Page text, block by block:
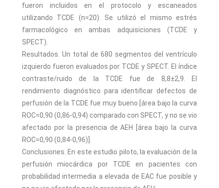
fueron incluidos en el protocolo y escaneados
utilizando TCDE (n=20). Se utilizó el mismo estrés
farmacológico en ambas adquisiciones (TCDE y
SPECT).
Resultados. Un total de 680 segmentos del ventrículo
izquierdo fueron evaluados por TCDE y SPECT. El índice
contraste/ruido de la TCDE fue de 8,8±2,9. El
rendimiento diagnóstico para identificar defectos de
perfusión de la TCDE fue muy bueno [área bajo la curva
ROC=0,90 (0,86-0,94) comparado con SPECT, y no se vio
afectado por la presencia de AEH [área bajo la curva
ROC=0,90 (0,84-0,96)].
Conclusiones. En este estudio piloto, la evaluación de la
perfusión miocárdica por TCDE en pacientes con
probabilidad intermedia a elevada de EAC fue posible y